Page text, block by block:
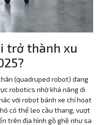
trở thành xu
(quadruped robot) đang
robotics nhờ khả năng di
với robot bánh xe chỉ hoạt
có thể leo cầu thang, vượt
trên địa hình gồ ghề như sa